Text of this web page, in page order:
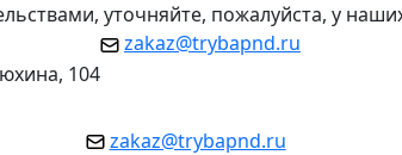
уточняйте, пожалуйста, у
104
zakaz@trybapnd.ru
zakaz@trybapnd.ru